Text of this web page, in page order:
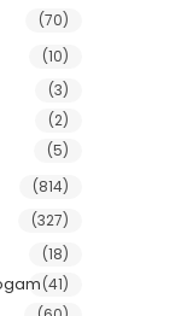
(70)
(10)
(3)
(2)
(5)
(814)
(327)
(18)
(41)